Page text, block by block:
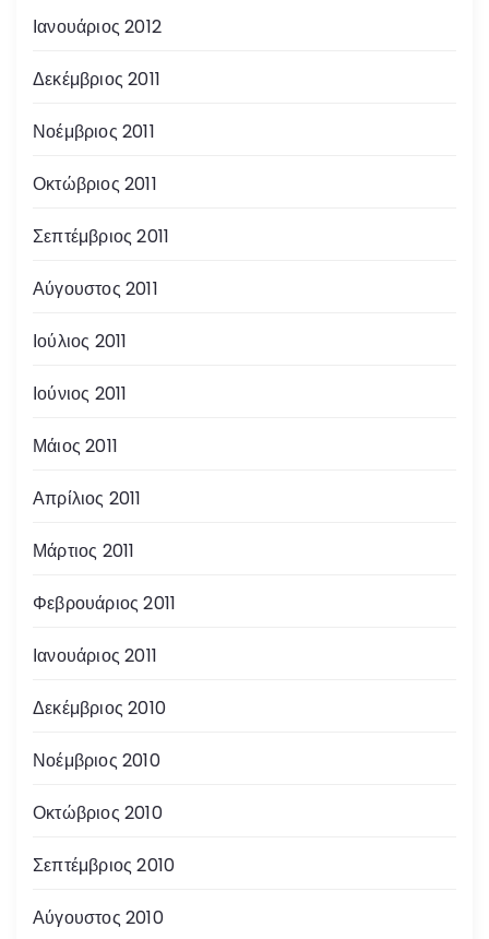
Ιανουάριος 2012
Δεκέμβριος 2011
Νοέμβριος 2011
Οκτώβριος 2011
Σεπτέμβριος 2011
Αύγουστος 2011
Ιούλιος 2011
Ιούνιος 2011
Μάιος 2011
Απρίλιος 2011
Μάρτιος 2011
Φεβρουάριος 2011
Ιανουάριος 2011
Δεκέμβριος 2010
Νοέμβριος 2010
Οκτώβριος 2010
Σεπτέμβριος 2010
Αύγουστος 2010